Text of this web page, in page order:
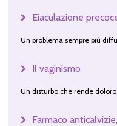
Eiaculazione
Un problema sempre più
Il vaginismo
Un disturbo che rende
Farmaco